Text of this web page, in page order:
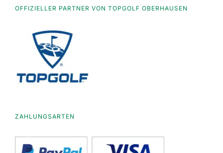
OFFIZIELLER PARTNER VON TOPGOLF OBERHAUSEN
ZAHLUNGSARTEN